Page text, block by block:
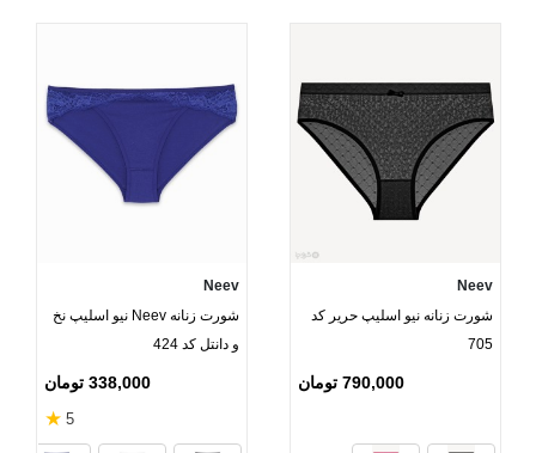
Neev
شورت زنانه نیو اسلیپ حریر کد
705
790,000 تومان
Neev
شورت زنانه Neev نیو اسلیپ نخ
و دانتل کد 424
338,000 تومان
5
★